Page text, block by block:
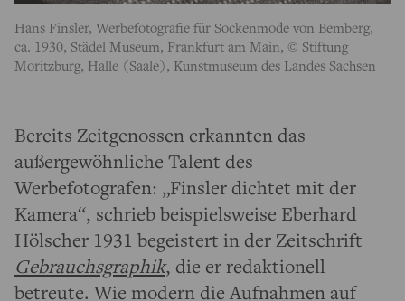
Hans Finsler, Werbefotografie für Sockenmode von Bemberg,
ca. 1930, Städel Museum, Frankfurt am Main, © Stiftung
Moritzburg, Halle (Saale), Kunstmuseum des Landes Sachsen
Bereits Zeitgenossen erkannten das
außergewöhnliche Talent des
Werbefotografen: „Finsler dichtet mit der
Kamera“, schrieb beispielsweise Eberhard
Hölscher 1931 begeistert in der Zeitschrift
Gebrauchsgraphik, die er redaktionell
betreute. Wie modern die Aufnahmen auf